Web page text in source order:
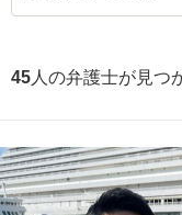
45 人の弁護士が見つ